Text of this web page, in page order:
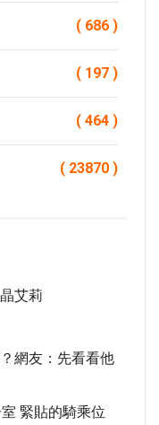
( 686 )
( 197 )
( 464 )
( 23870 )
艾莉
網友：先看看他
緊貼的騎乘位